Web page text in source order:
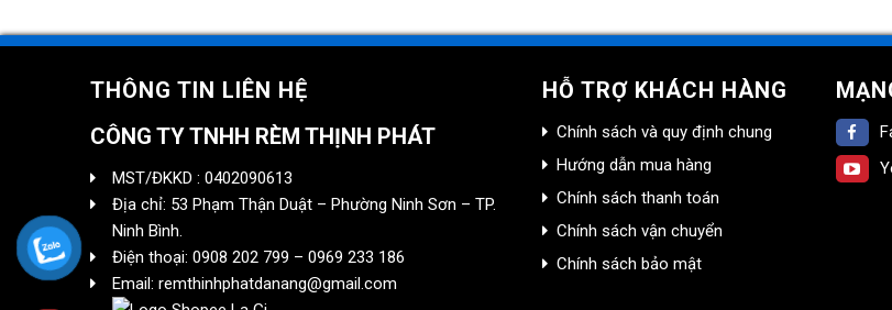
THÔNG TIN LIÊN HỆ
CÔNG TY TNHH RÈM THỊNH PHÁT
MST/ĐKKD : 0402090613
Địa chỉ: 53 Phạm Thận Duật – Phường Ninh Sơn – TP.
Ninh Bình.
Điện thoại: 0908 202 799 – 0969 233 186
Email: remthinhphatdanang@gmail.com
HỖ TRỢ KHÁCH HÀNG
Chính sách và quy định chung
Hướng dẫn mua hàng
Chính sách thanh toán
Chính sách vận chuyển
Chính sách bảo mật